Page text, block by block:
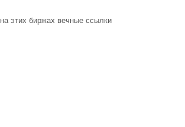
этих биржах вечные ссылки